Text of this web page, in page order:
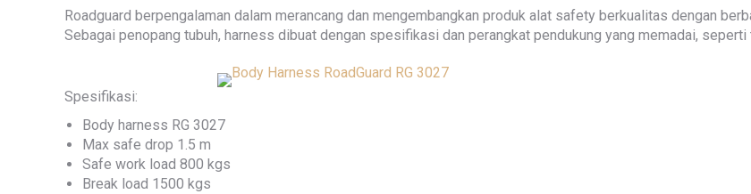
Roadguard berpengalaman dalam merancang dan mengembangkan produk alat safety berkualitas dengan
Sebagai penopang tubuh, harness dibuat dengan spesifikasi dan perangkat pendukung yang memadai,
Spesifikasi:
Body harness RG 3027
Max safe drop 1.5 m
Safe work load 800 kgs
Break load 1500 kgs